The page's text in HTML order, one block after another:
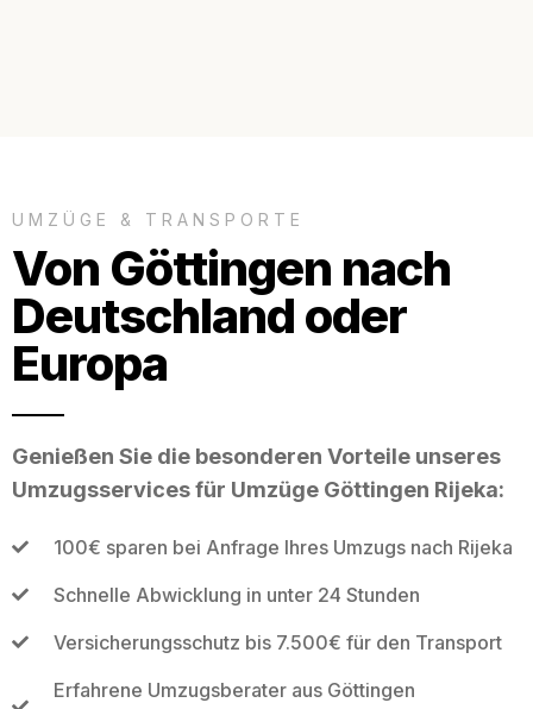
UMZÜGE & TRANSPORTE
Von Göttingen nach
Deutschland oder
Europa
Genießen Sie die besonderen Vorteile unseres
Umzugsservices für Umzüge Göttingen Rijeka:
100€ sparen bei Anfrage Ihres Umzugs nach Rijeka
Schnelle Abwicklung in unter 24 Stunden
Versicherungsschutz bis 7.500€ für den Transport
Erfahrene Umzugsberater aus Göttingen